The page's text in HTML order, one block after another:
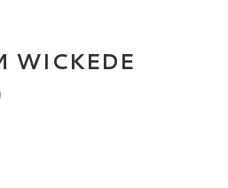
WICKEDE